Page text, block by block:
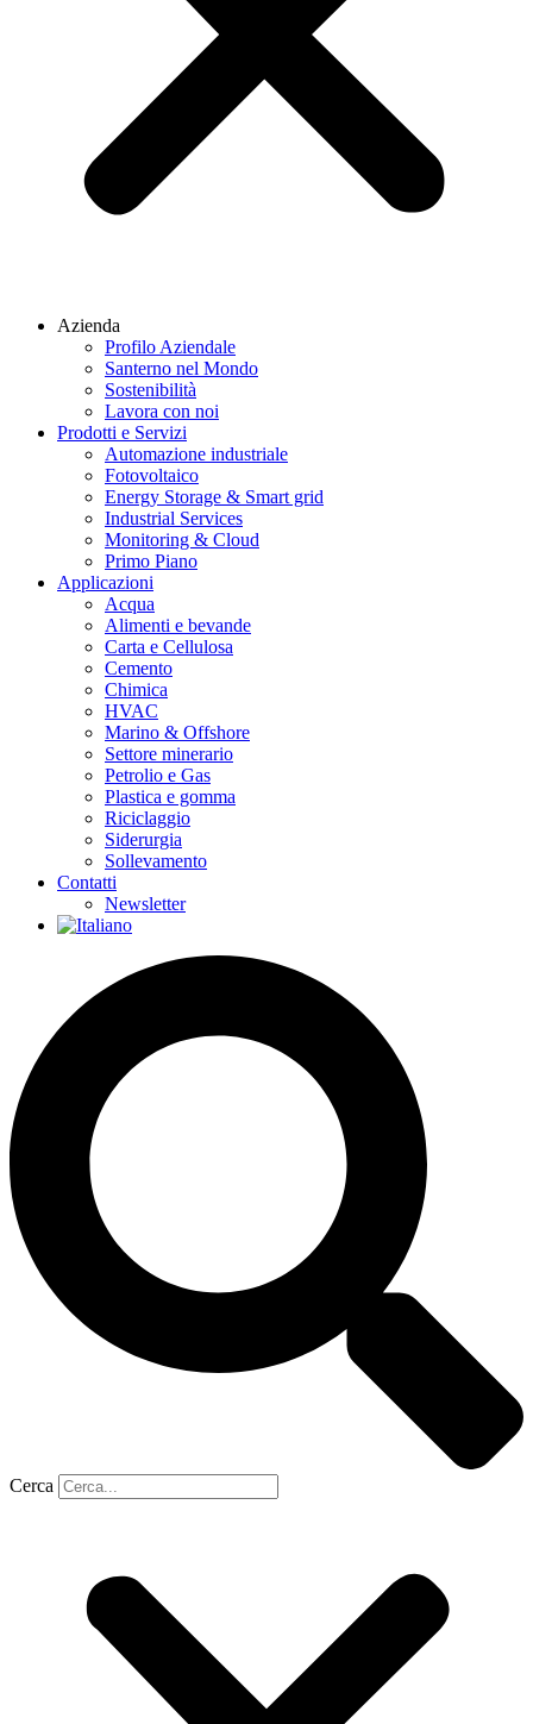
Azienda
Profilo Aziendale
Santerno nel Mondo
Sostenibilità
Lavora con noi
Prodotti e Servizi
Automazione industriale
Fotovoltaico
Energy Storage & Smart grid
Industrial Services
Monitoring & Cloud
Primo Piano
Applicazioni
Acqua
Alimenti e bevande
Carta e Cellulosa
Cemento
Chimica
HVAC
Marino & Offshore
Settore minerario
Petrolio e Gas
Plastica e gomma
Riciclaggio
Siderurgia
Sollevamento
Contatti
Newsletter
Cerca